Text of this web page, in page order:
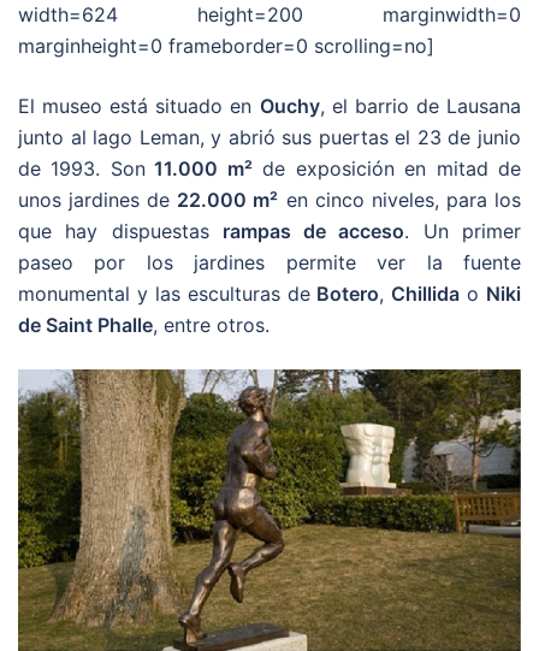
width=624 height=200 marginwidth=0
marginheight=0 frameborder=0 scrolling=no]
El museo está situado en Ouchy, el barrio de Lausana
junto al lago Leman, y abrió sus puertas el 23 de junio
de 1993. Son11.000 m²de exposición en mitad de
unos jardines de 22.000 m² en cinco niveles, para los
que hay dispuestas rampas de acceso. Un primer
paseo por los jardines permite ver la fuente
monumental y las esculturas de Botero, Chillida o Niki
de Saint Phalle, entre otros.